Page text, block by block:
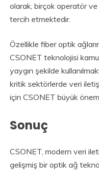
olarak, birçok operatör ve
tercih etmektedir.
Özellikle fiber optik
CSONET teknolojisi
yaygın şekilde
kritik sektörlerde veri
için CSONET büyük önem
Sonuç
CSONET, modern veri
gelişmiş bir optik ağ